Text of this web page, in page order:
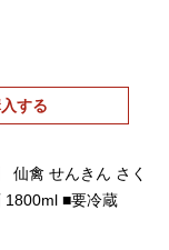
する
仙禽 せんきん さく
1800ml ■要冷蔵